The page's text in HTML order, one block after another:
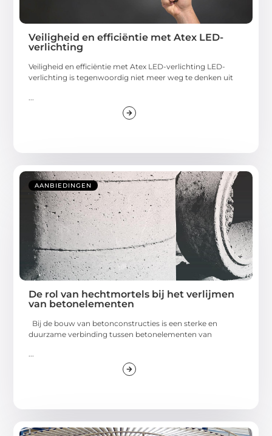
Veiligheid en efficiëntie met Atex LED-
verlichting
Veiligheid en efficiëntie met Atex LED-verlichting LED-
verlichting is tegenwoordig niet meer weg te denken uit
AANBIEDINGEN
De rol van hechtmortels bij het verlijmen
van betonelementen
Bij de bouw van betonconstructies is een sterke en
duurzame verbinding tussen betonelementen van